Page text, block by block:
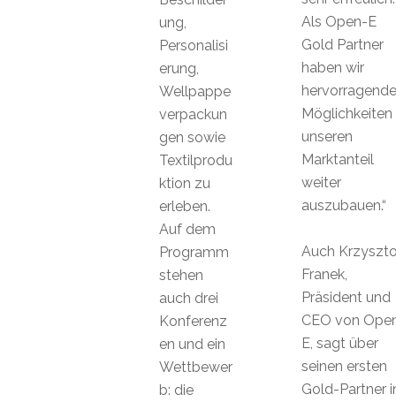
Als Open-E
Gold Partner
haben wir
hervorragende
Möglichkeiten
unseren
Marktanteil
weiter
auszubauen.“
Auch
Franek,
Präsident und
CEO von
E, sagt über
seinen ersten
Gold-Partner
ung,
Personalisi
erung,
Wellpappe
verpackun
gen sowie
Textilprodu
ktion zu
erleben.
Auf dem
Programm
stehen
auch drei
Konferenz
en und ein
Wettbewer
b: die